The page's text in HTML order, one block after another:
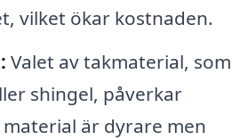
vilket ökar kostnaden.
Valet av takmaterial, som
shingel, påverkar
material är dyrare men